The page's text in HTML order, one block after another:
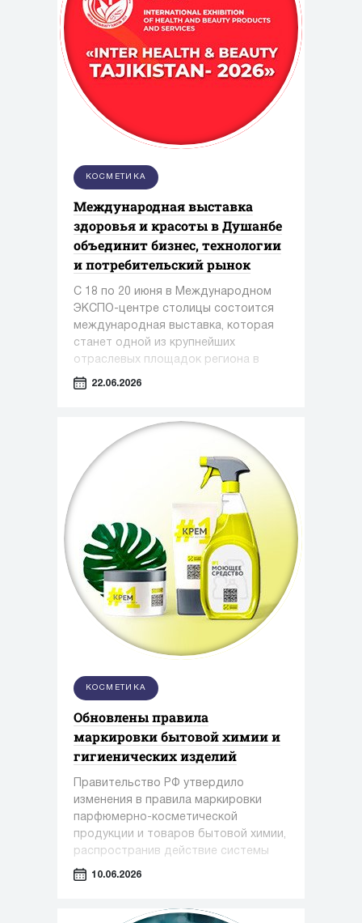
КОСМЕТИКА
Международная выставка
здоровья и красоты в Душанбе
объединит бизнес, технологии
и потребительский рынок
С 18 по 20 июня в Международном
ЭКСПО-центре столицы состоится
международная выставка, которая
станет одной из крупнейших
отраслевых площадок региона в
сфере медицины, фармацевтики и
22.06.2026
КОСМЕТИКА
Обновлены правила
маркировки бытовой химии и
гигиенических изделий
Правительство РФ утвердило
изменения в правила маркировки
парфюмерно-косметической
продукции и товаров бытовой химии,
распространив действие системы
обязательной маркировки на новые
10.06.2026